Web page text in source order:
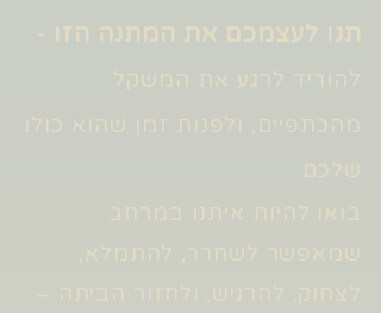
תנו לעצמכם את המתנה הזו -
​להוריד לרגע את המשקל
מהכתפיים, ולפנות זמן שהוא כולו
שלכם.